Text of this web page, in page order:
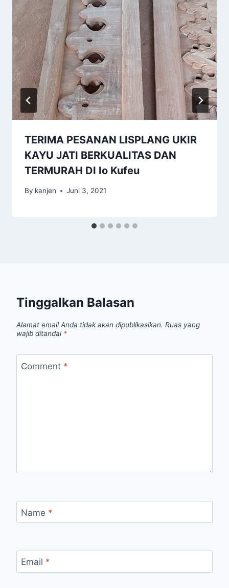
TERIMA PESANAN LISPLANG UKIR
KAYU JATI BERKUALITAS DAN
TERMURAH DI Io Kufeu
By kanjen Juni 3, 2021
Tinggalkan Balasan
Alamat email Anda tidak akan dipublikasikan. Ruas yang
wajib ditandai *
Comment *
Name *
Email *